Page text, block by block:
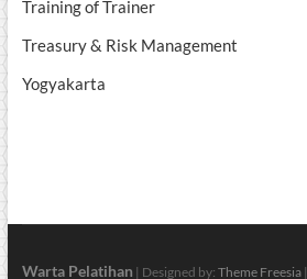
Training of Trainer
Treasury & Risk Management
Yogyakarta
Warta Pelatihan | Designed by: Theme Freesia|